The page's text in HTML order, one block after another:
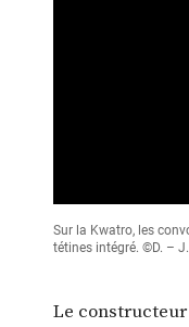
Sur la Kwatro, les
tétines intégré. ©D. – J.
Le